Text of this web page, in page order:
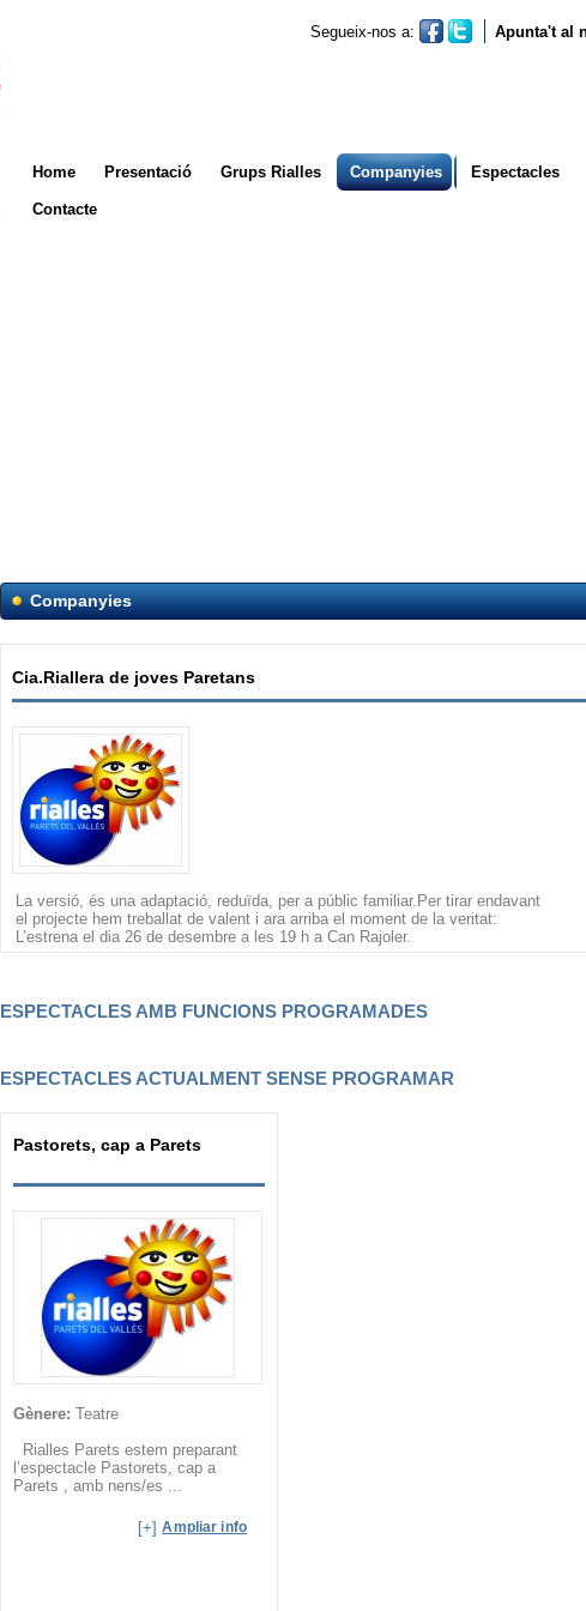
Segueix-nos a: Apunta't al
Home Presentació Grups Rialles Companyies Espectacles
Contacte
Companyies
Cia.Riallera de joves Paretans
La versió, és una adaptació, reduïda, per a públic familiar.Per tirar endavant
el projecte hem treballat de valent i ara arriba el moment de la veritat:
L’estrena el dia 26 de desembre a les 19 h a Can Rajoler.
ESPECTACLES AMB FUNCIONS PROGRAMADES
ESPECTACLES ACTUALMENT SENSE PROGRAMAR
Pastorets, cap a Parets
Gènere: Teatre
Rialles Parets estem preparant
l’espectacle Pastorets, cap a
Parets , amb nens/es ...
[+]Ampliar info